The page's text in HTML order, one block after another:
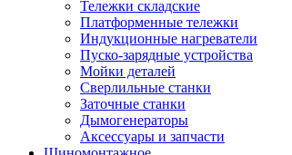
Тележки складские
Платформенные тележки
Индукционные нагреватели
Пуско-зарядные устройства
Мойки деталей
Сверлильные станки
Заточные станки
Дымогенераторы
Аксессуары и запчасти